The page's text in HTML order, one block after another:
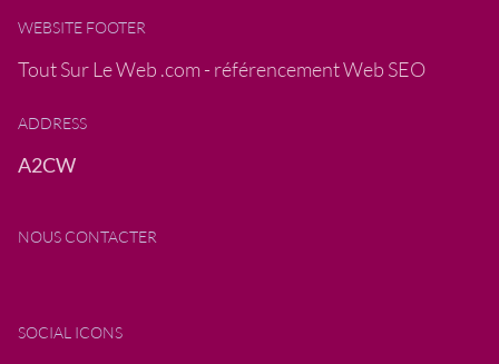
WEBSITE FOOTER
Tout Sur Le Web .com - référencement Web SEO
ADDRESS
A2CW
NOUS CONTACTER
SOCIAL ICONS